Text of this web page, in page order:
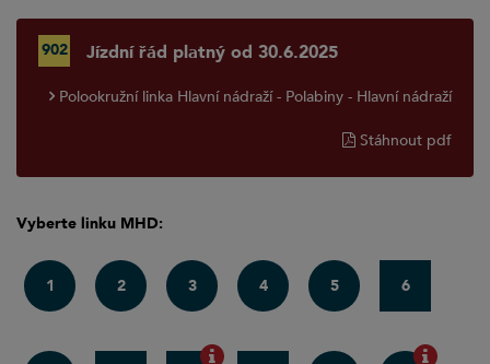
902 Jízdní řád platný od 30.6.2025
Polookružní linka Hlavní nádraží - Polabiny - Hlavní nádraží
Stáhnout pdf
Vyberte linku MHD:
1 2 3 4 5 6